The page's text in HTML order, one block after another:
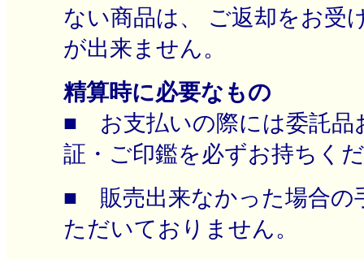
ない商品は、 ご返却をお受
が出来ません。
精算時に必要なもの
■ お支払いの際には委託品
証・ご印鑑を必ずお持ちく
■ 販売出来なかった場合の
ただいておりません。